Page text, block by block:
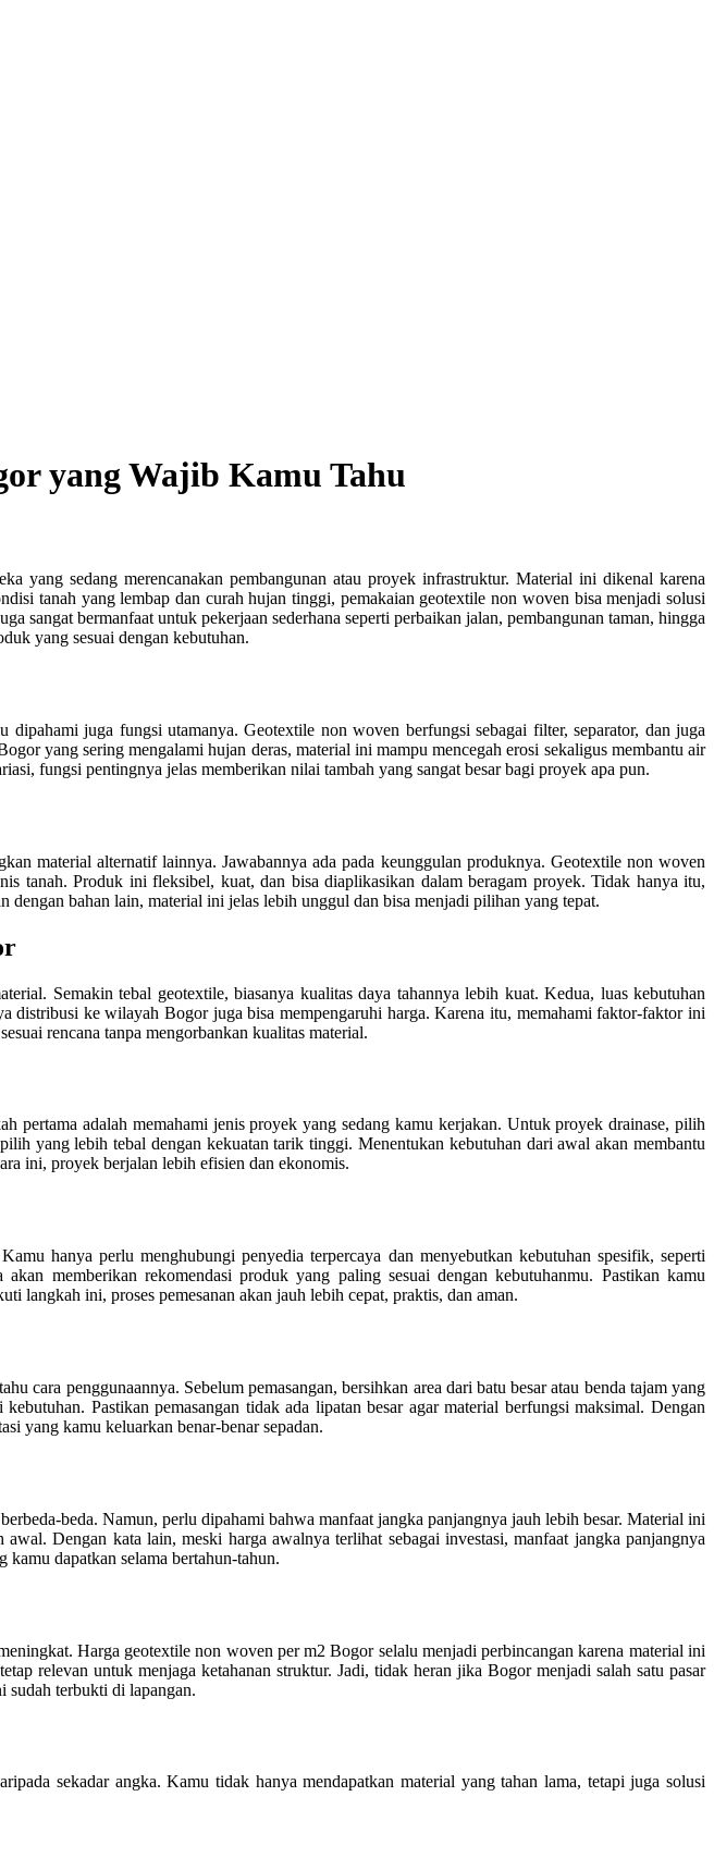
yang Wajib Kamu Tahu
sedang merencanakan pembangunan atau proyek infrastruktur. Material ini dikenal karena
tanah yang lembap dan curah hujan tinggi, pemakaian geotextile non woven bisa menjadi solusi
sangat bermanfaat untuk pekerjaan sederhana seperti perbaikan jalan, pembangunan taman, hingga
yang sesuai dengan kebutuhan.
juga fungsi utamanya. Geotextile non woven berfungsi sebagai filter, separator, dan juga
yang sering mengalami hujan deras, material ini mampu mencegah erosi sekaligus membantu air
fungsi pentingnya jelas memberikan nilai tambah yang sangat besar bagi proyek apa pun.
material alternatif lainnya. Jawabannya ada pada keunggulan produknya. Geotextile non woven
tanah. Produk ini fleksibel, kuat, dan bisa diaplikasikan dalam beragam proyek. Tidak hanya itu,
dengan bahan lain, material ini jelas lebih unggul dan bisa menjadi pilihan yang tepat.
Semakin tebal geotextile, biasanya kualitas daya tahannya lebih kuat. Kedua, luas kebutuhan
distribusi ke wilayah Bogor juga bisa mempengaruhi harga. Karena itu, memahami faktor-faktor ini
rencana tanpa mengorbankan kualitas material.
pertama adalah memahami jenis proyek yang sedang kamu kerjakan. Untuk proyek drainase, pilih
yang lebih tebal dengan kekuatan tarik tinggi. Menentukan kebutuhan dari awal akan membantu
ini, proyek berjalan lebih efisien dan ekonomis.
hanya perlu menghubungi penyedia terpercaya dan menyebutkan kebutuhan spesifik, seperti
memberikan rekomendasi produk yang paling sesuai dengan kebutuhanmu. Pastikan kamu
langkah ini, proses pemesanan akan jauh lebih cepat, praktis, dan aman.
cara penggunaannya. Sebelum pemasangan, bersihkan area dari batu besar atau benda tajam yang
Pastikan pemasangan tidak ada lipatan besar agar material berfungsi maksimal. Dengan
yang kamu keluarkan benar-benar sepadan.
beda. Namun, perlu dipahami bahwa manfaat jangka panjangnya jauh lebih besar. Material ini
Dengan kata lain, meski harga awalnya terlihat sebagai investasi, manfaat jangka panjangnya
dapatkan selama bertahun-tahun.
Harga geotextile non woven per m2 Bogor selalu menjadi perbincangan karena material ini
relevan untuk menjaga ketahanan struktur. Jadi, tidak heran jika Bogor menjadi salah satu pasar
sudah terbukti di lapangan.
sekadar angka. Kamu tidak hanya mendapatkan material yang tahan lama, tetapi juga solusi